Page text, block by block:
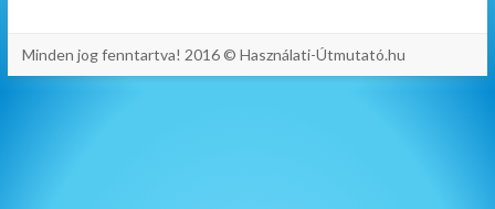
Minden jog fenntartva! 2016 © Használati-Útmutató.hu